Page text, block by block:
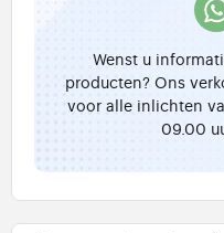
Wenst u
producten? Ons
voor alle inlichten
09.00